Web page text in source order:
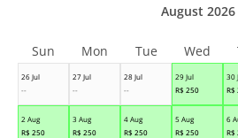
26 Jul
--
27 Jul
--
28 Jul
--
29 Jul
R$ 250
30
R$
2 Aug
R$ 250
3 Aug
R$ 250
4 Aug
R$ 250
5 Aug
R$ 250
6
R$
August 2026
Sun Mon Tue Wed